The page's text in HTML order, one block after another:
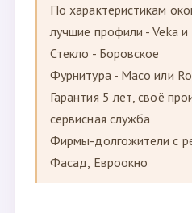
По характеристикам
лучшие профили - Veka и
Стекло - Боровское
Фурнитура - Масо или
Гарантия 5 лет, своё
сервисная служба
Фирмы-долгожители с
Фасад, Евроокно